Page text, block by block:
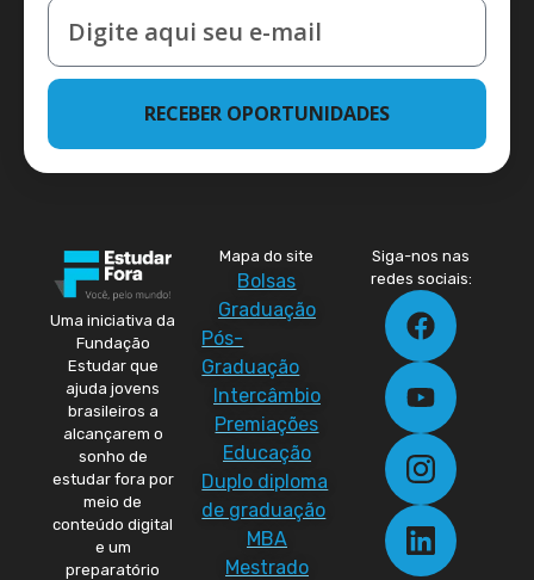
RECEBER OPORTUNIDADES
Uma iniciativa da
Fundação
Estudar que
ajuda jovens
brasileiros a
alcançarem o
sonho de
estudar fora por
meio de
conteúdo digital
e um
preparatório
Mapa do site
Bolsas
Graduação
Pós-
Graduação
Intercâmbio
Premiações
Educação
Duplo diploma
de graduação
MBA
Mestrado
Siga-nos nas
redes sociais: